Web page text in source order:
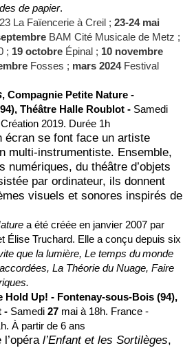
de papier.
La Faïencerie à Creil ; 23-24 mai
BAM Cité Musicale de Metz ;
; 19 octobre Épinal ; 10 novembre
Fosses ; mars 2024Festival
, Compagnie Petite Nature -
Théâtre Halle Roublot - Samedi
2019. Durée 1h
écran se font face un artiste
multi-instrumentiste. Ensemble,
numériques, du théâtre d’objets
par ordinateur, ils donnent
visuels et sonores inspirés de
a été créée en janvier 2007 par
Élise Truchard. Elle a conçu depuis six
que la lumière, Le temps dumonde
La Théorie du Nuage, Faire
Hold Up! - Fontenay-sous-Bois (94),
- Samedi 27 mai à 18h. France -
À partir de 6 ans
l’Enfant et les Sortilèges,